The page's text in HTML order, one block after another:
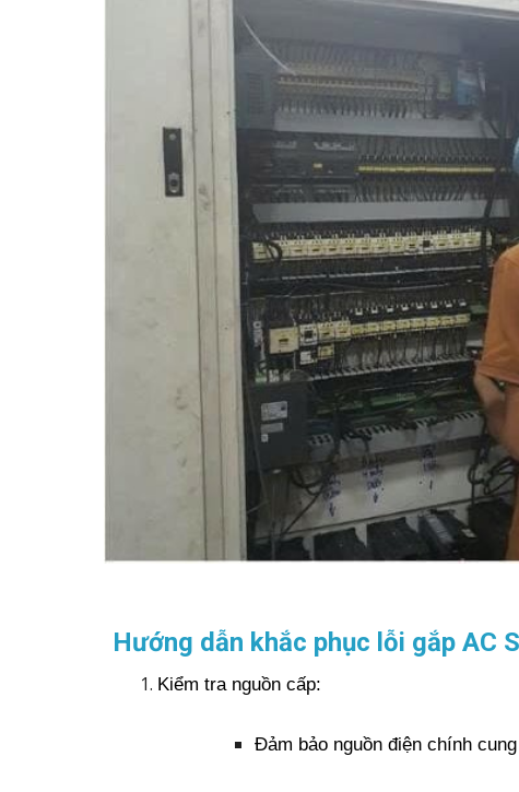
Hướng dẫn khắc phục lỗi gắp AC
Kiểm tra nguồn cấp:
Đảm bảo nguồn điện chính